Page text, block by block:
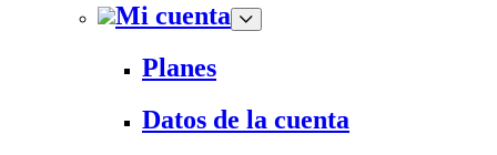
Mi cuenta
Planes
Datos de la cuenta